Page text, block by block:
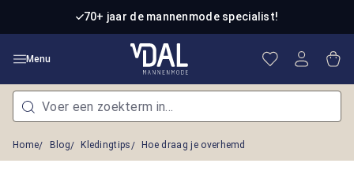
Ga naar de hoofdinhoud70+ jaar de mannenmode specialist!
Menu Je hebt 0
Home Blog Kledingtips Hoe draag je overhemd